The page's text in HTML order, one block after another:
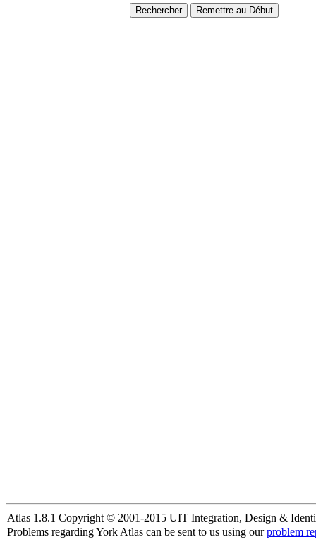
Atlas 1.8.1 Copyright © 2001-2015 UIT Integration, Design &
Problems regarding York Atlas can be sent to us using ourproblem